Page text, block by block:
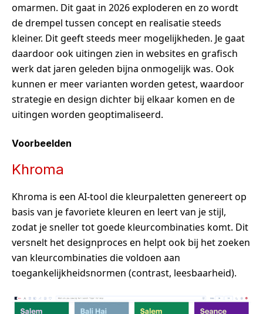
omarmen. Dit gaat in 2026 exploderen en zo wordt
de drempel tussen concept en realisatie steeds
kleiner. Dit geeft steeds meer mogelijkheden. Je gaat
daardoor ook uitingen zien in websites en grafisch
werk dat jaren geleden bijna onmogelijk was. Ook
kunnen er meer varianten worden getest, waardoor
strategie en design dichter bij elkaar komen en de
uitingen worden geoptimaliseerd.
Voorbeelden
Khroma
Khroma is een AI-tool die kleurpaletten genereert op
basis van je favoriete kleuren en leert van je stijl,
zodat je sneller tot goede kleurcombinaties komt. Dit
versnelt het designproces en helpt ook bij het zoeken
van kleurcombinaties die voldoen aan
toegankelijkheidsnormen (contrast, leesbaarheid).